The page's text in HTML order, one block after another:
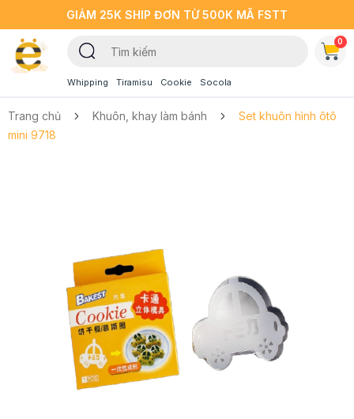
GIẢM 25K SHIP ĐƠN TỪ 500K MÃ FSTT
Whipping Tiramisu Cookie Socola
0
Trang chủ Khuôn, khay làm bánh
Set khuôn hình ôtô
mini 9718